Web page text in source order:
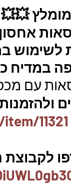
💥💥
לשימוש
במדיח
עם
ולהזמנות
11321
לקבוצת